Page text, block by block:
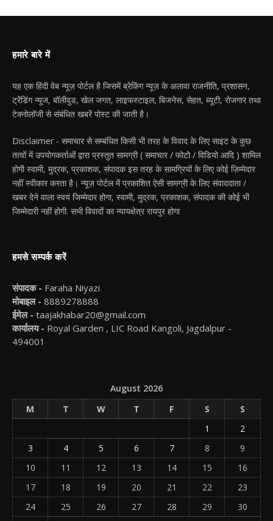
हमारे बारे में
यह एक हिंदी वेब न्यूज़ पोर्टल है जिसमें ब्रेकिंग न्यूज़ के अलावा राजनीति, प्रशासन,
ट्रेंडिंग न्यूज, बॉलीवुड, खेल जगत, लाइफस्टाइल, बिजनेस, सेहत, ब्यूटी, रोजगार तथा
टेक्नोलॉजी से संबंधित खबरें पोस्ट की जाती है।
Disclaimer - समाचार से सम्बंधित किसी भी तरह के विवाद के लिए साइट के कुछ
तत्वों में उपयोगकर्ताओं द्वारा प्रस्तुत सामग्री ( समाचार / फोटो / विडियो आदि ) शामिल
होगी स्वामी, मुद्रक, प्रकाशक, संपादक इस तरह के सामग्रियों के लिए कोई ज़िम्मेदार
नहीं स्वीकार करता है। न्यूज़ पोर्टल में प्रकाशित ऐसी सामग्री के लिए संवाददाता /
खबर देने वाला स्वयं जिम्मेदार होगा, स्वामी, मुद्रक, प्रकाशक, संपादक की कोई भी
जिम्मेदारी नहीं होगी. सभी विवादों का न्यायक्षेत्र रायपुर होगा
हमसे सम्पर्क करें
संपादक - Faraha Niyazi
मोबाइल - 8889278888
ईमेल - taajakhabar20@gmail.com
कार्यालय - Royal Garden , LIC Road Kangoli, Jagdalpur -
494001
August 2026
M
T W T F S
S
1
2
3
4 5 6 7 8
9
10
11 12 13 14 15
16
17
18 19 20 21 22
23
24
25 26 27 28 29
30